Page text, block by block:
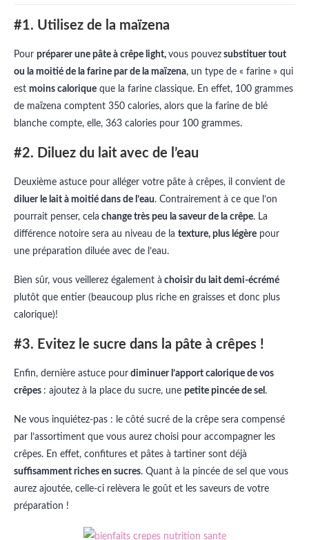
#1. Utilisez de la maïzena
Pour préparer une pâte à crêpe light, vous pouvez substituer tout
ou la moitié de la farine par de la maïzena, un type de « farine » qui
est moins calorique que la farine classique. En effet, 100 grammes
de maïzena comptent 350 calories, alors que la farine de blé
blanche compte, elle, 363 calories pour 100 grammes.
#2. Diluez du lait avec de l’eau
Deuxième astuce pour alléger votre pâte à crêpes, il convient de
diluer le lait à moitié dans de l’eau. Contrairement à ce que l’on
pourrait penser, cela change très peu la saveur de la crêpe. La
différence notoire sera au niveau de la texture, plus légère pour
une préparation diluée avec de l’eau.
Bien sûr, vous veillerez également à choisir du lait demi-écrémé
plutôt que entier (beaucoup plus riche en graisses et donc plus
calorique)!
#3. Evitez le sucre dans la pâte à crêpes !
Enfin, dernière astuce pour diminuer l’apport calorique de vos
crêpes : ajoutez à la place du sucre, une petite pincée de sel .
Ne vous inquiétez-pas : le côté sucré de la crêpe sera compensé
par l’assortiment que vous aurez choisi pour accompagner les
crêpes. En effet, confitures et pâtes à tartiner sont déjà
suffisamment riches en sucres. Quant à la pincée de sel que vous
aurez ajoutée, celle-ci relèvera le goût et les saveurs de votre
préparation !